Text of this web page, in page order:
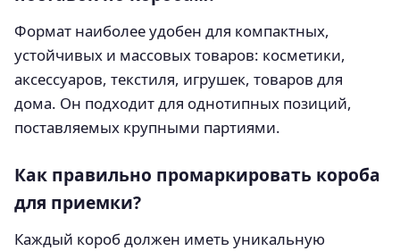
Формат наиболее удобен для компактных,
устойчивых и массовых товаров: косметики,
аксессуаров, текстиля, игрушек, товаров для
дома. Он подходит для однотипных позиций,
поставляемых крупными партиями.
Как правильно промаркировать короба
для приемки?
Каждый короб должен иметь уникальную